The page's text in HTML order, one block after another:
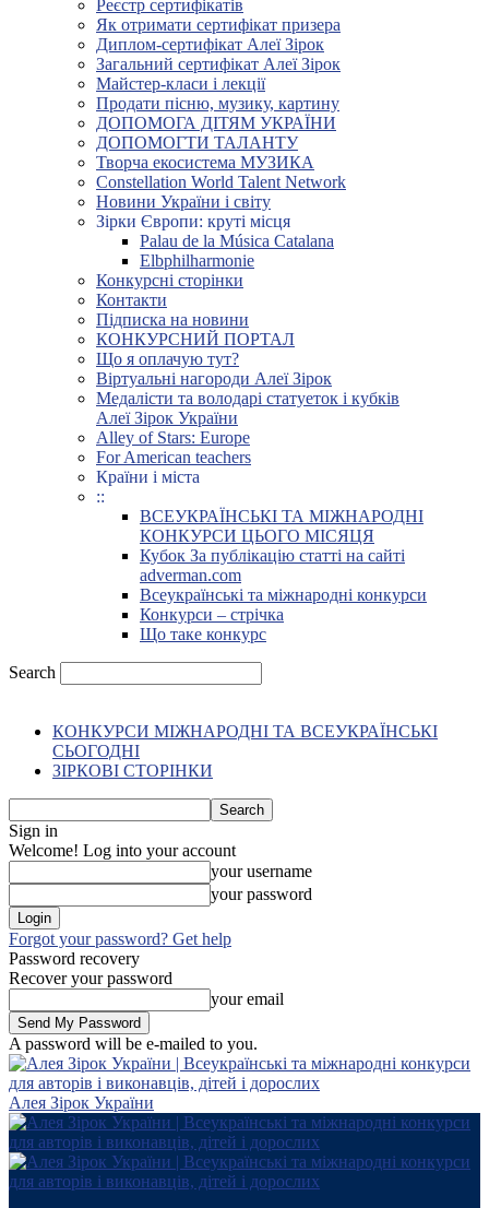
Реєстр сертифікатів
Як отримати сертифікат призера
Диплом-сертифікат Алеї Зірок
Загальний сертифікат Алеї Зірок
Майстер-класи і лекції
Продати пісню, музику, картину
ДОПОМОГА ДІТЯМ УКРАЇНИ
ДОПОМОГТИ ТАЛАНТУ
Творча екосистема МУЗИКА
Constellation World Talent Network
Новини України і світу
Зірки Європи: круті місця
Palau de la Música Catalana
Elbphilharmonie
Конкурсні сторінки
Контакти
Підписка на новини
КОНКУРСНИЙ ПОРТАЛ
Що я оплачую тут?
Віртуальні нагороди Алеї Зірок
Медалісти та володарі статуеток і кубків
Алеї Зірок України
Alley of Stars: Europe
For American teachers
Країни і міста
::
ВСЕУКРАЇНСЬКІ ТА МІЖНАРОДНІ
КОНКУРСИ ЦЬОГО МІСЯЦЯ
Кубок За публікацію статті на сайті
adverman.com
Всеукраїнські та міжнародні конкурси
Конкурси – стрічка
Що таке конкурс
Search
КОНКУРСИ МІЖНАРОДНІ ТА ВСЕУКРАЇНСЬКІ
СЬОГОДНІ
ЗІРКОВІ СТОРІНКИ
Sign in
Welcome! Log into your account
your username
your password
Forgot your password? Get help
Password recovery
Recover your password
your email
A password will be e-mailed to you.
Алея Зірок України